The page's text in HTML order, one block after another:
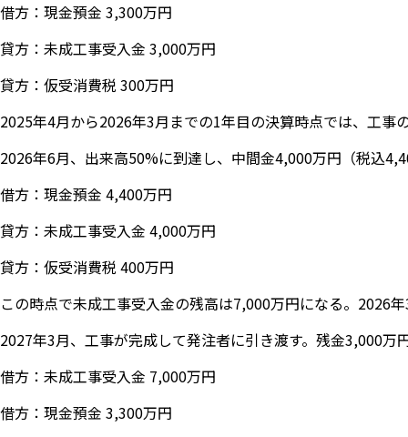
借方：現金預金 3,300万円
貸方：未成工事受入金 3,000万円
貸方：仮受消費税 300万円
2025年4月から2026年3月までの1年目の決算時点では、工
2026年6月、出来高50%に到達し、中間金4,000万円（税込
借方：現金預金 4,400万円
貸方：未成工事受入金 4,000万円
貸方：仮受消費税 400万円
この時点で未成工事受入金の残高は7,000万円になる。2026
2027年3月、工事が完成して発注者に引き渡す。残金3,000
借方：未成工事受入金 7,000万円
借方：現金預金 3,300万円